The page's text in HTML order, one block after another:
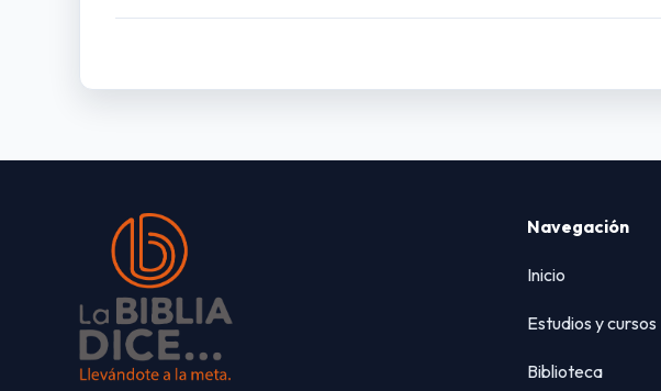
Navegación
Inicio
Estudios y cursos
Biblioteca